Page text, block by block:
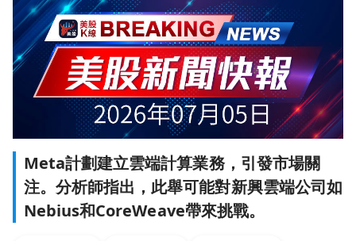
Meta計劃建立雲端計算業務，引發市場關
注。分析師指出，此舉可能對新興雲端公司如
Nebius和CoreWeave帶來挑戰。